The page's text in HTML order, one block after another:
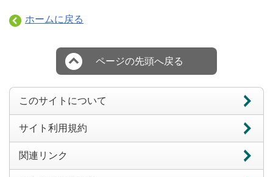
ホームに戻る
ページの先頭へ戻る
このサイトについて
サイト利用規約
関連リンク